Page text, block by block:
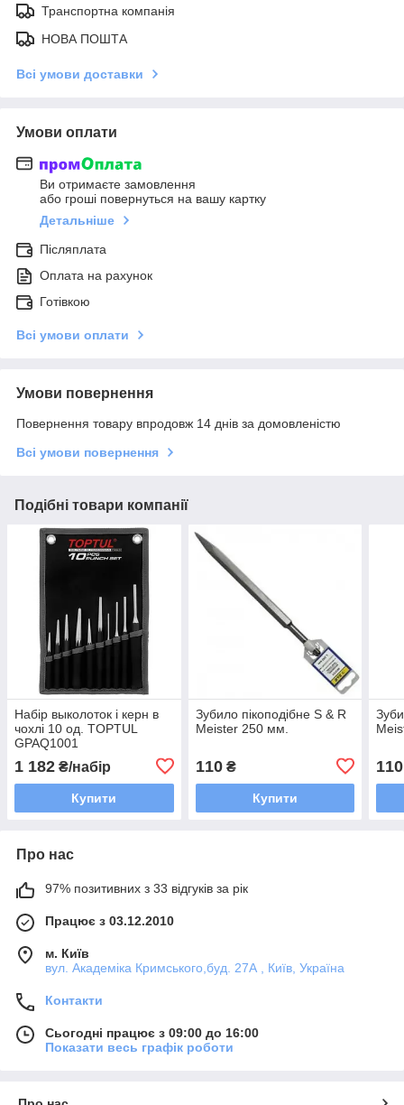
Транспортна компанія
НОВА ПОШТА
Всі умови доставки
Умови оплати
Ви отримаєте замовлення
або гроші повернуться на вашу картку
Детальніше
Післяплата
Оплата на рахунок
Готівкою
Всі умови оплати
Умови повернення
Повернення товару впродовж 14 днів за домовленістю
Всі умови повернення
Подібні товари компанії
Набір выколоток і керн в
чохлі 10 од. TOPTUL
GPAQ1001
1 182 ₴/набір
Купити
Зубило пікоподібне S & R
Meister 250 мм.
110₴
Купити
110
Про нас
97% позитивних з 33 відгуків за рік
Працює з 03.12.2010
м. Київ
вул. Академіка Кримського,буд. 27А , Київ, Україна
Контакти
Сьогодні працює з 09:00 до 16:00
Показати весь графік роботи